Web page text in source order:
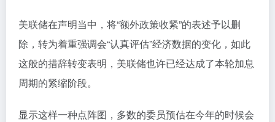
美联储在声明当中，将“额外政策收紧”的表述予以删
除，转为着重强调会“认真评估”经济数据的变化，如此
这般的措辞转变表明，美联储也许已经达成了本轮加息
周期的紧缩阶段。
显示这样一种点阵图，多数的委员预估在今年的时候会